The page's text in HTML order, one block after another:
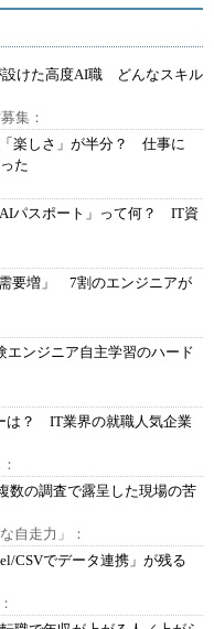
けた高度AI職 どんなスキル
集：
楽しさ」が半分？ 仕事に
た
パスポート」って何？ IT資
需要増」 7割のエンジニアが
ンジニア自主学習のハード
は？ IT業界の就職人気企業
数の調査で露呈した現場の苦
自走力」：
CSVでデータ連携」が残る